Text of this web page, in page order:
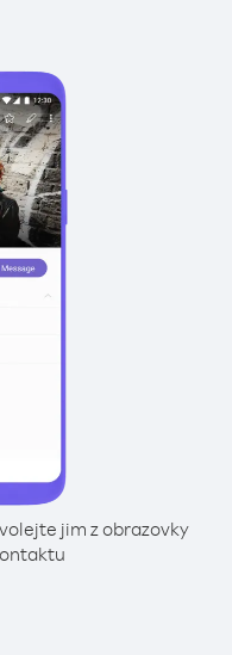
jim z obrazovky